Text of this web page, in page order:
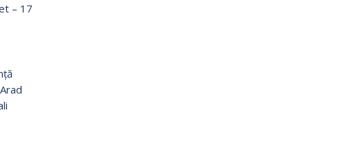
– 17